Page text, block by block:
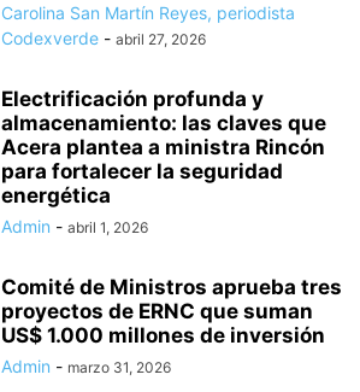
Carolina San Martín Reyes, periodista
Codexverde - abril 27, 2026
Electrificación profunda y
almacenamiento: las claves que
Acera plantea a ministra Rincón
para fortalecer la seguridad
energética
Admin - abril 1, 2026
Comité de Ministros aprueba tres
proyectos de ERNC que suman
US$ 1.000 millones de inversión
Admin - marzo 31, 2026